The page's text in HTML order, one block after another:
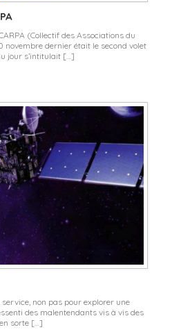
(Collectif des Associations du
novembre dernier était le second volet
jour s’intitulait […]
service, non pas pour explorer une
des malentendants vis à vis des
sorte […]